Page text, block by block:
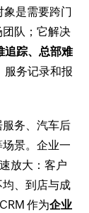
象是需要跨门
队；它解决
追踪、总部难
服务记录和报
务、汽车后
景。企业一
放大：客户
、到店与成
作为企业